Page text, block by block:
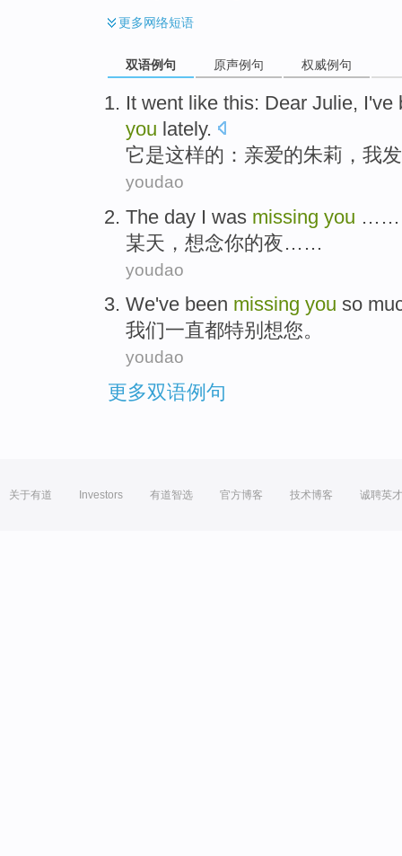
更多网络短语
双语例句 原声例句 权威例句
It went like this: Dear Julie,
you lately.
它是这样的：亲爱的朱莉，我
youdao
The day I was missing you ……
某天， 想念你的夜……
youdao
We've been missing you so
我们一直都特别想您。
youdao
更多双语例句
关于有道 Investors 有道智选 官方博客 技术博客 诚聘英才